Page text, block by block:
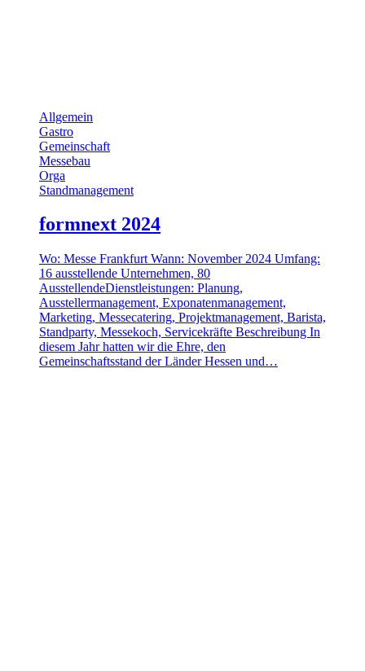
Allgemein
Gastro
Gemeinschaft
Messebau
Orga
Standmanagement
formnext 2024
Wo: Messe Frankfurt Wann: November 2024 Umfang:
16 ausstellende Unternehmen, 80
AusstellendeDienstleistungen: Planung,
Ausstellermanagement, Exponatenmanagement,
Marketing, Messecatering, Projektmanagement, Barista,
Standparty, Messekoch, Servicekräfte Beschreibung In
diesem Jahr hatten wir die Ehre, den
Gemeinschaftsstand der Länder Hessen und…